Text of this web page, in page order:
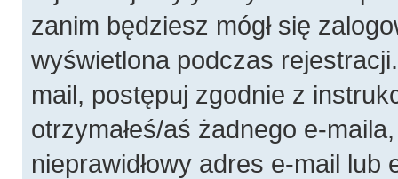
zanim będziesz mógł się
wyświetlona podczas
mail, postępuj zgodnie z
otrzymałeś/aś żadnego e-
nieprawidłowy adres e-mail lub